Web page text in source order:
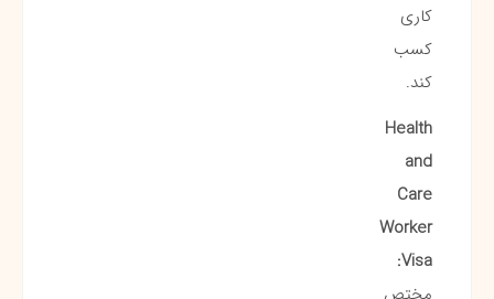
کاری
کسب
کند.
Health
and
Care
Worker
Visa: